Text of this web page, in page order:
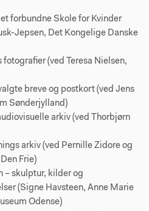
forbundne Skole for Kvinder
Jepsen, Det Kongelige Danske
(ved Teresa Nielsen,
breve og postkort (ved Jens
Sønderjylland)
arkiv (ved Thorbjørn
arkiv (ved Pernille Zidore og
Frie)
– skulptur, kilder og
(Signe Havsteen, Anne Marie
Odense)